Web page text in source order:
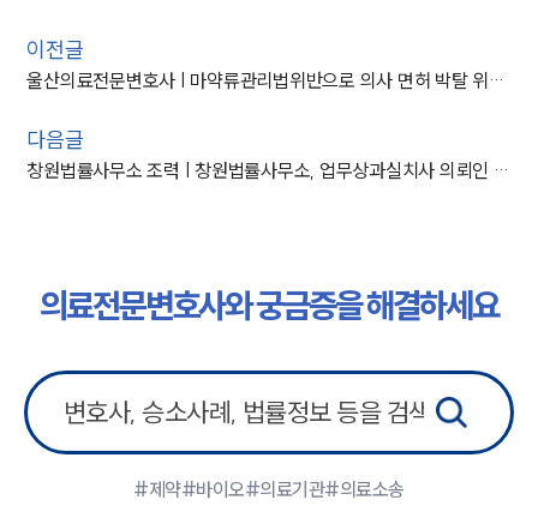
이전글
울산의료전문변호사 | 마약류관리법위반으로 의사 면허 박탈 위기 의뢰인 변호해 방어 성공
다음글
창원법률사무소 조력 | 창원법률사무소, 업무상과실치사 의뢰인 집행유예 판결
의료전문변호사와 궁금증을 해결하세요
#제약#바이오#의료기관#의료소송